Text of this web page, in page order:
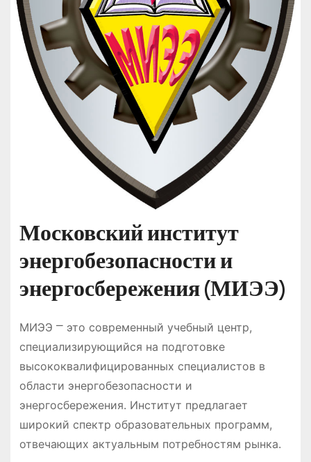
Московский институт
энергобезопасности и
энергосбережения (МИЭЭ)
МИЭЭ ⎻ это современный учебный центр,
специализирующийся на подготовке
высококвалифицированных специалистов в
области энергобезопасности и
энергосбережения. Институт предлагает
широкий спектр образовательных программ,
отвечающих актуальным потребностям рынка.